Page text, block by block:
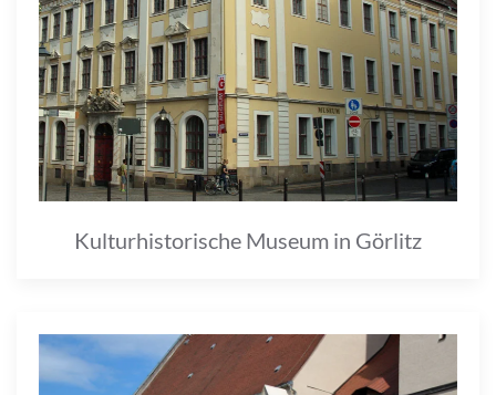
Kulturhistorische Museum in Görlitz